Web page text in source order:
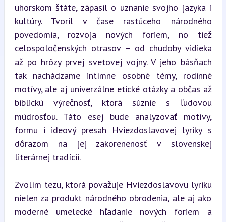
uhorskom štáte, zápasil o uznanie svojho jazyka i
kultúry. Tvoril v čase rastúceho národného
povedomia, rozvoja nových foriem, no tiež
celospoločenských otrasov – od chudoby vidieka
až po hrôzy prvej svetovej vojny. V jeho básňach
tak nachádzame intímne osobné témy, rodinné
motívy, ale aj univerzálne etické otázky a občas až
biblickú výrečnosť, ktorá súznie s ľudovou
múdrosťou. Táto esej bude analyzovať motívy,
formu i ideový presah Hviezdoslavovej lyriky s
dôrazom na jej zakorenenosť v slovenskej
literárnej tradícii.
Zvolím tezu, ktorá považuje Hviezdoslavovu lyriku
nielen za produkt národného obrodenia, ale aj ako
moderné umelecké hľadanie nových foriem a